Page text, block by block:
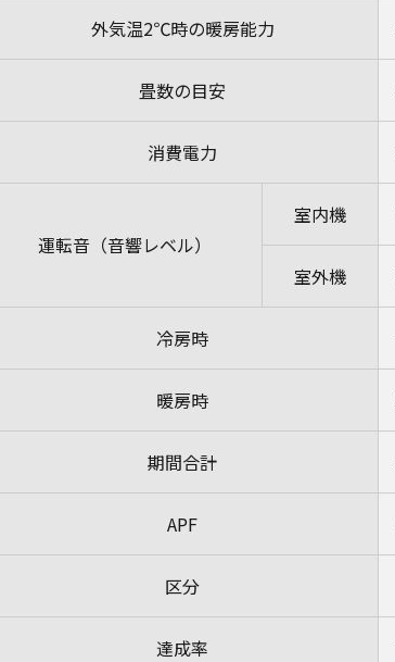
外気温2℃時の暖房能力
畳数の目安
消費電力
運転音（音響レベル）
室内機
室外機
冷房時
暖房時
期間合計
APF
区分
達成率